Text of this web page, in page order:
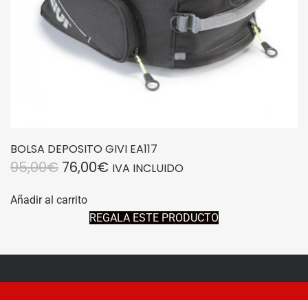
BOLSA DEPOSITO GIVI EA117
95,00€ EL
ORIGINAL
76,00€EL
ACTUAL
ES:
IVA INCLUIDO
Añadir al carrito
REGALA ESTE PRODUCTO